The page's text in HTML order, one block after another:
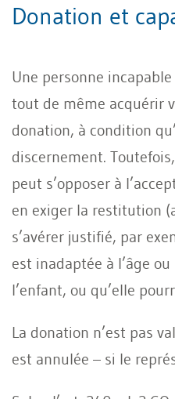
Donation et
Une personne
tout de même acquérir
donation, à condition
discernement.
peut s’opposer à
en exiger la restitution
s’avérer justifié, par
est inadaptée à l’âge
l’enfant, ou qu’elle
La donation n’est pas
est annulée – si le